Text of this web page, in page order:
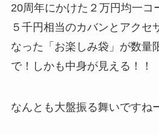
20周年にかけた２万円均一コ
５千円相当のカバンとアクセ
なった「お楽しみ袋」が数量
で！しかも中身が見える！！
なんとも大盤振る舞いですね